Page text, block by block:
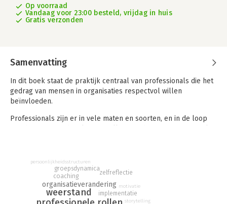
Op voorraad
Vandaag voor 23:00 besteld, vrijdag in huis
Gratis verzonden
Samenvatting
In dit boek staat de praktijk centraal van professionals die het
gedrag van mensen in organisaties respectvol willen
beïnvloeden.
Professionals zijn er in vele maten en soorten, en in de loop
die mandaat krijgen als interimmanager, coördinatoren,
counsellors, executive coaches, mentoren,
product owners, facilitatoren – er lijkt geen eind te komen aan
de mogelijke benamingen van professionals die allemaal één
ding gemeen hebben: zij proberen in organisaties
weerstand
organisatieverandering
implementatie
coaching
groepsdynamica
zelfreflectie
motivatie
storytelling
persoonlijkheidsstructuren